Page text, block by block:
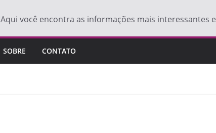
Aqui você encontra as informações mais interessantes
SOBRE CONTATO